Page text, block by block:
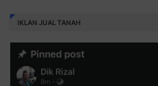
IKLAN JUAL TANAH